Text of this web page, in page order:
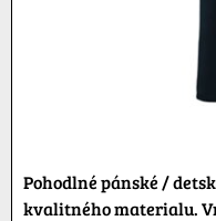
Pohodlné pánské /
kvalitného materialu.